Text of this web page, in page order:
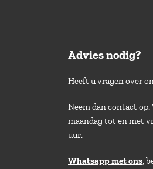
Advies nodig?
Heeft u vragen over
Neem dan contact
maandag tot en met
uur.
Whatsapp met ons,